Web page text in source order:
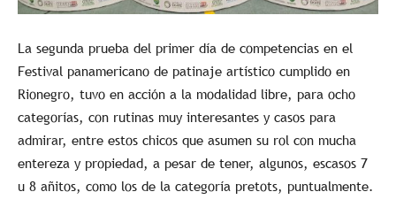
La segunda prueba del primer día de competencias en el
Festival panamericano de patinaje artístico cumplido en
Rionegro, tuvo en acción a la modalidad libre, para ocho
categorías, con rutinas muy interesantes y casos para
admirar, entre estos chicos que asumen su rol con mucha
entereza y propiedad, a pesar de tener, algunos, escasos 7
u 8 añitos, como los de la categoría pretots, puntualmente.